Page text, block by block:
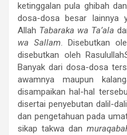
ketinggalan pula ghibah
dosa-dosa besar lainnya
Allah Tabaraka wa Ta’ala
wa Sallam. Disebutkan
disebutkan oleh Rasulullah
Banyak dari dosa-dosa
awamnya maupun
disampaikan hal-hal
disertai penyebutan dalil-
dan pengetahuan pada
sikap takwa dan